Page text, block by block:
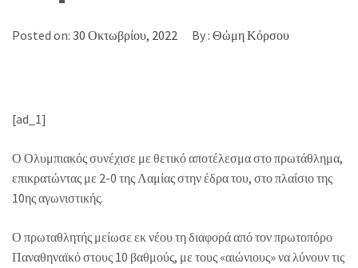
Posted on: 30 Οκτωβρίου, 2022 By : Θώμη Κόρσου
[ad_1]
Ο Ολυμπιακός συνέχισε με θετικό αποτέλεσμα στο πρωτάθλημα,
επικρατώντας με 2-0 της Λαμίας στην έδρα του, στο πλαίσιο της
10ης αγωνιστικής.
Ο πρωταθλητής μείωσε εκ νέου τη διαφορά από τον πρωτοπόρο
Παναθηναϊκό στους 10 βαθμούς, με τους «αιώνιους» να λύνουν τις